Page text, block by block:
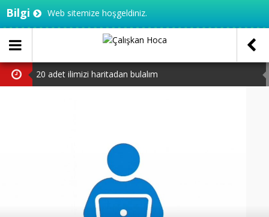
Bilgi Web sitemize hoşgeldiniz.
20 adet ilimizi haritadan bulalım
TED Ankara Koleji 4.sınıf seçme sınavı PDF
2.sınıftan 3’e geçenler için test